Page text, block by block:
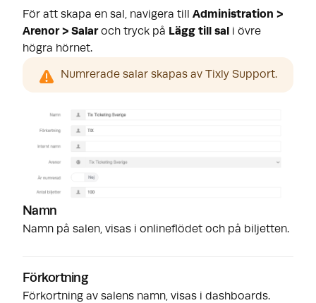
För att skapa en sal, navigera till Administration >
Arenor > Salaroch tryck på Lägg till sal
i övre
högra hörnet.
Numrerade salar skapas av Tixly Support.
Namn
Namn på salen, visas i onlineflödet och på biljetten.
Förkortning
Förkortning av salens namn, visas i dashboards.